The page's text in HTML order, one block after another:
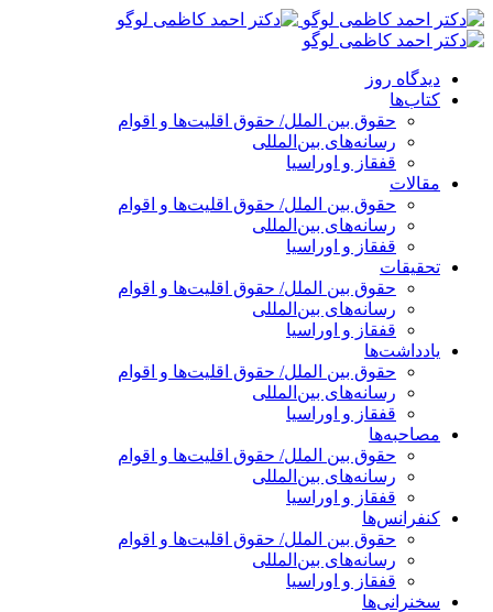
پرش
به
دیدگاه روز
کتاب‌ها
حقوق بین الملل/ حقوق اقلیت‌ها و اقوام
رسانه‌های بین‌المللی
قفقاز و اوراسیا
مقالات
حقوق بین الملل/ حقوق اقلیت‌ها و اقوام
رسانه‌های بین‌المللی
قفقاز و اوراسیا
تحقیقات
حقوق بین الملل/ حقوق اقلیت‌ها و اقوام
رسانه‌های بین‌المللی
قفقاز و اوراسیا
یادداشت‌ها
حقوق بین الملل/ حقوق اقلیت‌ها و اقوام
رسانه‌های بین‌المللی
قفقاز و اوراسیا
مصاحبه‌ها
حقوق بین الملل/ حقوق اقلیت‌ها و اقوام
رسانه‌های بین‌المللی
قفقاز و اوراسیا
کنفرانس‌ها
حقوق بین الملل/ حقوق اقلیت‌ها و اقوام
رسانه‌های بین‌المللی
قفقاز و اوراسیا
سخنرانی‌ها